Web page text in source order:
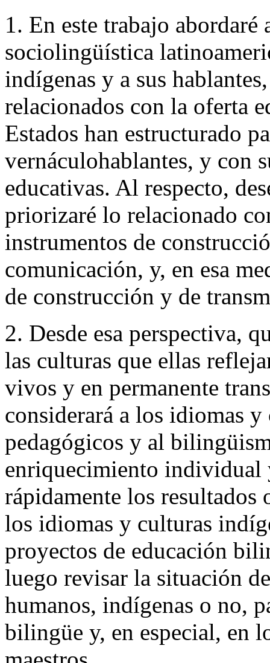
1. En este trabajo
sociolingüística
indígenas y a sus
relacionados con la oferta
Estados han estructurado
vernáculohablantes, y con
educativas. Al respecto,
priorizaré lo relacionado
instrumentos de
comunicación, y, en esa
de construcción y de
2. Desde esa perspectiva,
las culturas que ellas
vivos y en permanente
considerará a los idiomas
pedagógicos y al
enriquecimiento individual
rápidamente los resultados
los idiomas y culturas
proyectos de educación
luego revisar la situación
humanos, indígenas o no,
bilingüe y, en especial, en